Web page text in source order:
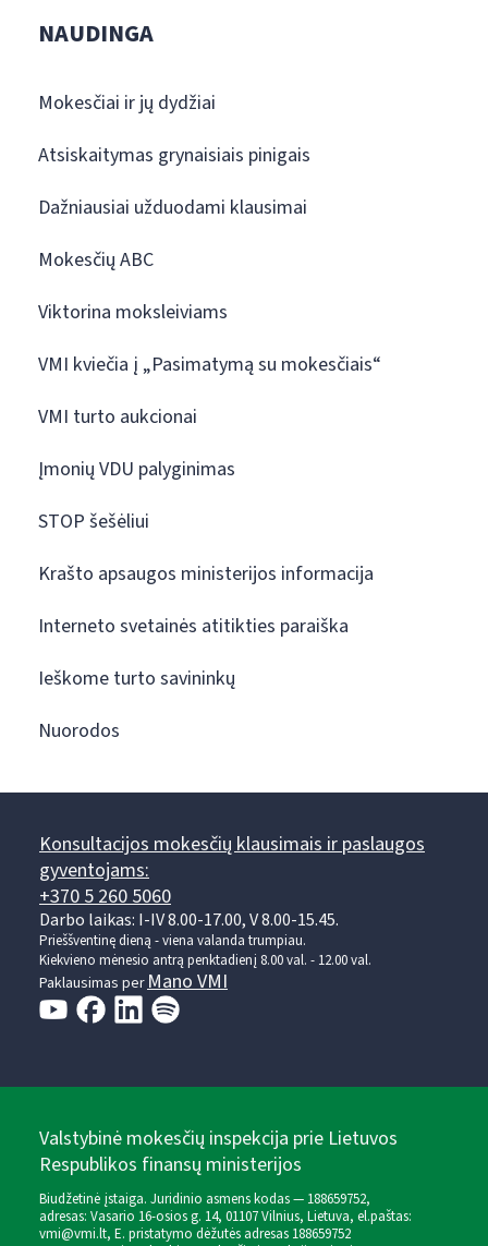
NAUDINGA
Mokesčiai ir jų dydžiai
Atsiskaitymas grynaisiais pinigais
Dažniausiai užduodami klausimai
Mokesčių ABC
Viktorina moksleiviams
VMI kviečia į „Pasimatymą su mokesčiais“
VMI turto aukcionai
Įmonių VDU palyginimas
STOP šešėliui
Krašto apsaugos ministerijos informacija
Interneto svetainės atitikties paraiška
Ieškome turto savininkų
Nuorodos
Konsultacijos mokesčių klausimais ir paslaugos
gyventojams:
+370 5 260 5060
Darbo laikas: I-IV 8.00-17.00, V 8.00-15.45.
Prieššventinę dieną - viena valanda trumpiau.
Kiekvieno mėnesio antrą penktadienį 8.00 val. - 12.00 val.
Paklausimas perMano VMI
Valstybinė mokesčių inspekcija prie Lietuvos
Respublikos finansų ministerijos
Biudžetinė įstaiga. Juridinio asmens kodas — 188659752,
adresas: Vasario 16-osios g. 14, 01107 Vilnius, Lietuva, el.paštas:
vmi@vmi.lt, E. pristatymo dėžutės adresas 188659752